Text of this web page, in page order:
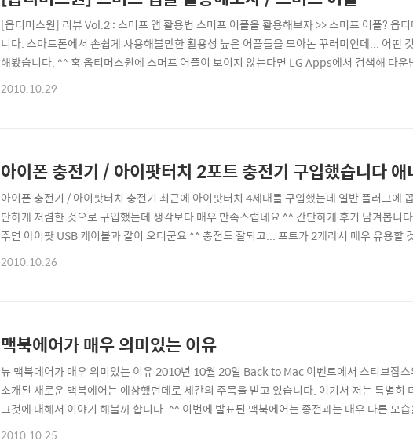
[옵티머스원] 리뷰 Vol.2 : 스머프 앱 활용법 스머프 어플을 활용해보자 >> 스머프 어플? 옵
니다. 스마트폰에서 손쉽게 사용해볼만한 활용성 높은 어플들을 모아논 꾸러미인데... 어떤
해봤습니다. ^^ 혹 옵티머스원에 스머프 어플이 보이지 않는다면 LG Apps에서 검색해 다
기' 스머프 배경화면 3가지를 고를 수 있고, 벨소리도 설정할 수 있다... - (벨소리... 정말 오
2010.10.29
아이폰 충전기 / 아이팟터치 2포트 충전기 구입했습니다
아이폰 충전기 / 아이팟터치 충전기 최근에 아이팟터치 4세대를 구입했는데 일반 플러그에
단하게 저렴한 것으로 구입했는데 생각보다 매우 만족스럽네요 ^^ 간단하게 후기 남겨봅니
주면 아이팟 USB 케이블과 같이 오더군요 ^^ 충전도 잘되고... 포트가 2개라서 매우 유용할
이 충전할 때 사용해 볼까 합니다. ^^ 같이 주문한 케이블도 어떻게 애플 정품 케이블과 완전
2010.10.26
맥북에어가 매우 의미있는 이유
뉴 맥북에어가 매우 의미있는 이유 2010년 10월 20일 Back to Mac 이벤트에서 스티브
소개된 새로운 맥북에어는 예상했던데로 세간의 주목을 받고 있습니다. 여기서 저는 특별히
그것에 대해서 이야기 해볼까 합니다. ^^ 이번에 발표된 맥북에어는 종전과는 매우 다른 모
은 그대로 이지만 내부의 부속품들이 환골탈퇴를 하다시피 바뀌었죠 ^^ 일단 첫번째로 기존
2010.10.25